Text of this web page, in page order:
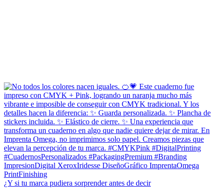
¿Y si tu marca pudiera sorprender antes de decir